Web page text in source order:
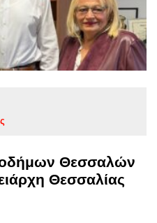
Θεσσαλών
Θεσσαλίας